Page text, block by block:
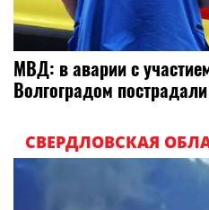
МВД: в аварии с
Волгоградом
СВЕРДЛОВСКАЯ